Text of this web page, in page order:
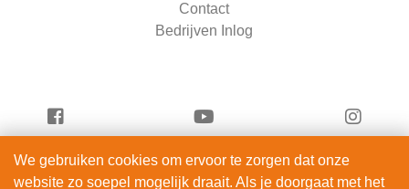
Contact
Bedrijven Inlog
Vandaag Fietsen is onderdeel van
We gebruiken cookies om ervoor te zorgen dat onze
website zo soepel mogelijk draait. Als je doorgaat met het